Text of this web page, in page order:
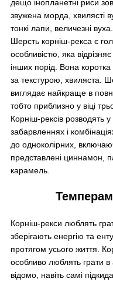
дещо інопланетні риси
звужена морда, хвилясті
тонкі лапи, величезні вуха.
Шерсть корніш-рекса є
особливістю, яка відрізняє
інших порід. Вона
за текстурою, хвиляста.
виглядає найкраще в
тобто приблизно у віці
Корніш-рексів розводять у
забарвленнях і
до одноколірних,
представлені циннамон,
карамель.
Корніш-рекси люблять
зберігають енергію та
протягом усього життя.
особливо люблять грати в
відомо, навіть самі